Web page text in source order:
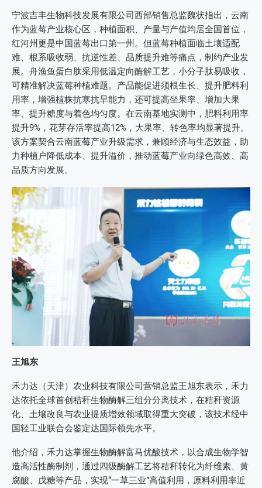
宁波吉丰生物科技发展有限公司西部销售总监魏状指出，云南
作为蓝莓产业核心区，种植面积、产量与产值均居全国首位，
红河州更是中国蓝莓出口第一州。但蓝莓种植面临土壤适配
难、根系吸收弱、抗逆性差、品质提升难等痛点，制约产业发
展。舟渔鱼蛋白肽采用低温定向酶解工艺，小分子肽易吸收，
可精准解决蓝莓种植难题。产品能促进须根生长、提升肥料利
用率，增强植株抗寒抗旱能力，还可提高坐果率、增加大果
率、提升糖度与着色均匀度。在云南基地实测中，肥料利用率
提升9%，花芽存活率提高12%，大果率、转色率均显著提升。
该方案契合云南蓝莓产业升级需求，兼顾经济与生态效益，助
力种植户降低成本、提升溢价，推动蓝莓产业向绿色高效、高
品质方向发展。
王旭东
禾力达（天津）农业科技有限公司营销总监王旭东表示，禾力
达依托全球首创秸秆生物酶解三组分分离技术，在秸秆资源
化、土壤改良与农业提质增效领域取得重大突破，该技术经中
国轻工业联合会鉴定达国际领先水平。
他介绍，禾力达掌握生物酶解富马优酸技术，以合成生物学智
造高活性酶制剂，通过四级酶解工艺将秸秆转化为纤维素、黄
腐酸、戊糖等产品，实现“一草三业”高值利用，原料利用率近